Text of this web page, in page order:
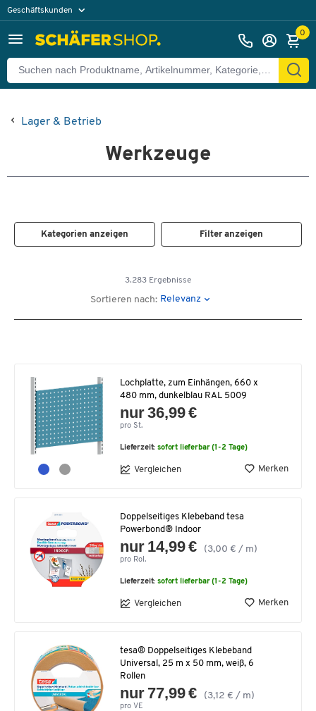
Geschäftskunden
0
Lager & Betrieb
Werkzeuge
Kategorien anzeigen Filter anzeigen
3.283 Ergebnisse
Sortieren nach: Relevanz
Lochplatte, zum Einhängen, 660 x
480 mm, dunkelblau RAL 5009
nur 36,99 €
pro St.
Lieferzeit:sofort lieferbar (1-2 Tage)
Vergleichen Merken
Doppelseitiges Klebeband tesa
Powerbond® Indoor
nur 14,99 € (3,00 € / m)
pro Rol.
Lieferzeit:sofort lieferbar (1-2 Tage)
Vergleichen Merken
tesa® Doppelseitiges Klebeband
Universal, 25 m x 50 mm, weiß, 6
Rollen
nur 77,99 € (3,12 € / m)
pro VE